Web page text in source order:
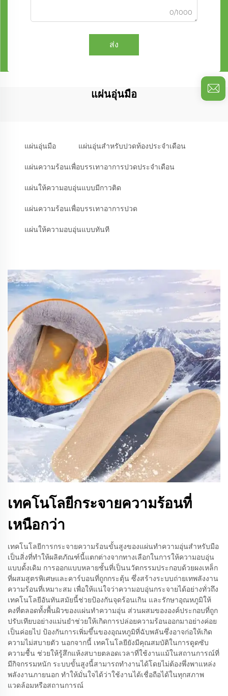
0/1000
ส่ง
แผ่นอุ่นมือ
แผ่นอุ่นมือ แผ่นอุ่นสำหรับปวดท้องประจำเดือน
แผ่นความร้อนเพื่อบรรเทาอาการปวดประจำเดือน
แผ่นให้ความอบอุ่นแบบมีกาวติด
แผ่นความร้อนเพื่อบรรเทาอาการปวด
แผ่นให้ความอบอุ่นแบบทันที
เทคโนโลยีกระจายความร้อนที่
เหนือกว่า
เทคโนโลยีการกระจายความร้อนขั้นสูงของแผ่นทำความอุ่นสำหรับมือ
เป็นสิ่งที่ทำให้ผลิตภัณฑ์นี้แตกต่างจากทางเลือกในการให้ความอบอุ่น
แบบดั้งเดิม การออกแบบหลายชั้นที่เป็นนวัตกรรมประกอบด้วยผงเหล็ก
ที่ผสมสูตรพิเศษและคาร์บอนที่ถูกกระตุ้น ซึ่งสร้างระบบถ่ายเทพลังงาน
ความร้อนที่เหมาะสม เพื่อให้แน่ใจว่าความอบอุ่นกระจายได้อย่างทั่วถึง
เทคโนโลยีอันทันสมัยนี้ช่วยป้องกันจุดร้อนเกิน และรักษาอุณหภูมิให้
คงที่ตลอดทั้งพื้นผิวของแผ่นทำความอุ่น ส่วนผสมขององค์ประกอบที่ถูก
ปรับเทียบอย่างแม่นยำช่วยให้เกิดการปล่อยความร้อนออกมาอย่างค่อย
เป็นค่อยไป ป้องกันการเพิ่มขึ้นของอุณหภูมิที่ฉับพลันซึ่งอาจก่อให้เกิด
ความไม่สบายตัว นอกจากนี้ เทคโนโลยียังมีคุณสมบัติในการดูดซับ
ความชื้น ช่วยให้รู้สึกแห้งสบายตลอดเวลาที่ใช้งานแม้ในสถานการณ์ที่
มีกิจกรรมหนัก ระบบขั้นสูงนี้สามารถทำงานได้โดยไม่ต้องพึ่งพาแหล่ง
พลังงานภายนอก ทำให้มั่นใจได้ว่าใช้งานได้เชื่อถือได้ในทุกสภาพ
แวดล้อมหรือสถานการณ์